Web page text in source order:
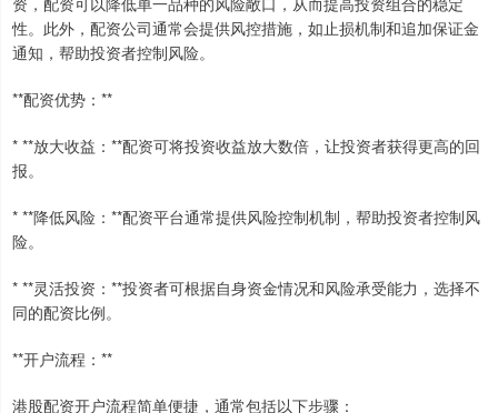
性。此外，配资公司通常会提供风控措施，如止损机制和追加保证金
通知，帮助投资者控制风险。
**配资优势：**
* **放大收益：**配资可将投资收益放大数倍，让投资者获得更高的回
报。
* **降低风险：**配资平台通常提供风险控制机制，帮助投资者控制风
险。
* **灵活投资：**投资者可根据自身资金情况和风险承受能力，选择不
同的配资比例。
**开户流程：**
港股配资开户流程简单便捷，通常包括以下步骤：